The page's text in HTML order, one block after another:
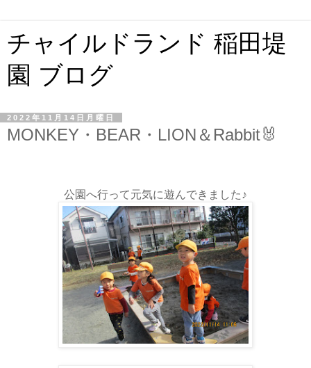
チャイルドランド 稲田堤
園 ブログ
2022年11月14日月曜日
MONKEY・BEAR・LION＆Rabbit🐰
公園へ行って元気に遊んできました♪